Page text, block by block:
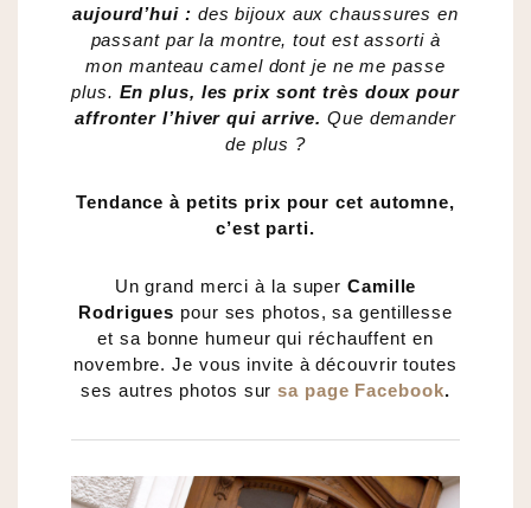
aujourd’hui : des bijoux aux chaussures en
passant par la montre, tout est assorti à
mon manteau camel dont je ne me passe
plus. En plus, les prix sont très doux pour
affronter l’hiver qui arrive.Que demander
de plus ?
Tendance à petits prix pour cet automne,
c’est parti.
Un grand merci à la superCamille
Rodrigues pour ses photos, sa gentillesse
et sa bonne humeur qui réchauffent en
novembre. Je vous invite à découvrir toutes
ses autres photos sursa page Facebook.